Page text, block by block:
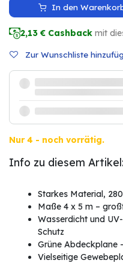
In den
2,13 € Cashback mit
Zur Wunschliste
Nur 4 - noch vorrätig.
Info zu diesem Artikel:
Starkes Material,
Maße 4 x 5 m –
Wasserdicht und
Schutz
Grüne Abdeckplane
Vielseitige